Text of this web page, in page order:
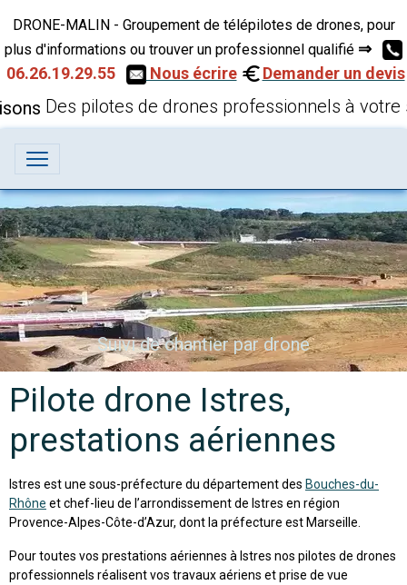
DRONE-MALIN - Groupement de télépilotes de drones, pour
plus d'informations ou trouver un professionnel qualifié ⇒
06.26.19.29.55
Nous écrire Demander un devis
Des pilotes de drones professionnels à votre
Suivi de chantier par drone
Pilote drone Istres,
prestations aériennes
Istres est une sous-préfecture du département des Bouches-du-
Rhône et chef-lieu de l’arrondissement de Istres en région
Provence-Alpes-Côte-d’Azur, dont la préfecture est Marseille.
Pour toutes vos prestations aériennes à Istres nos pilotes de drones
professionnels réalisent vos travaux aériens et prise de vue